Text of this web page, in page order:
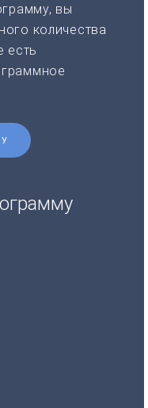
вы
количества
есть